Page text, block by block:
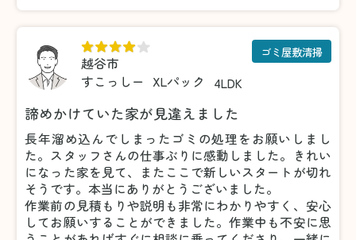
越谷市
すこっしー
XLパック 4LDK
ゴミ屋敷清掃
諦めかけていた家が見違えました
長年溜め込んでしまったゴミの処理をお願いしまし
た。スタッフさんの仕事ぶりに感動しました。きれい
になった家を見て、またここで新しいスタートが切れ
そうです。本当にありがとうございました。
作業前の見積もりや説明も非常にわかりやすく、安心
してお願いすることができました。作業中も不安に思